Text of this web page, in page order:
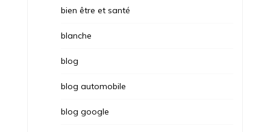
bien être et santé
blanche
blog
blog automobile
blog google